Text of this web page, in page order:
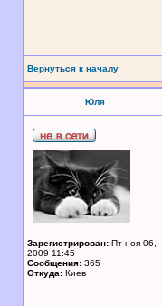
Вернуться к началу
Юля
Зарегистрирован: Пт ноя 06,
2009 11:45
Сообщения: 365
Откуда: Киев